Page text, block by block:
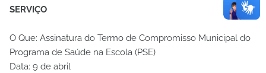
SERVIÇO
O Que: Assinatura do Termo de Compromisso Municipal do
Programa de Saúde na Escola (PSE)
Data: 9 de abril